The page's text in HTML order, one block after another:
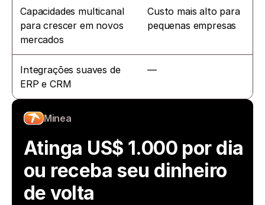
Capacidades multicanal
para crescer em novos
mercados
Custo mais alto para
pequenas empresas
Integrações suaves de
ERP e CRM
—
Minea
Atinga US$ 1.000 por dia
ou receba seu dinheiro
de volta